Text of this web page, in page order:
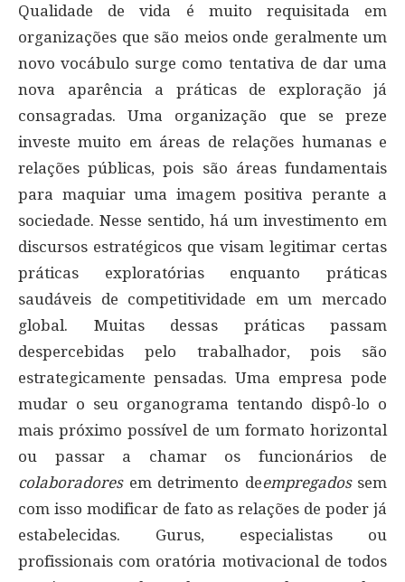
Qualidade de vida é muito requisitada em
organizações que são meios onde geralmente um
novo vocábulo surge como tentativa de dar uma
nova aparência a práticas de exploração já
consagradas. Uma organização que se preze
investe muito em áreas de relações humanas e
relações públicas, pois são áreas fundamentais
para maquiar uma imagem positiva perante a
sociedade. Nesse sentido, há um investimento em
discursos estratégicos que visam legitimar certas
práticas exploratórias enquanto práticas
saudáveis de competitividade em um mercado
global. Muitas dessas práticas passam
despercebidas pelo trabalhador, pois são
estrategicamente pensadas. Uma empresa pode
mudar o seu organograma tentando dispô-lo o
mais próximo possível de um formato horizontal
ou passar a chamar os funcionários de
colaboradoresem detrimento deempregadossem
com isso modificar de fato as relações de poder já
estabelecidas. Gurus, especialistas ou
profissionais com oratória motivacional de todos